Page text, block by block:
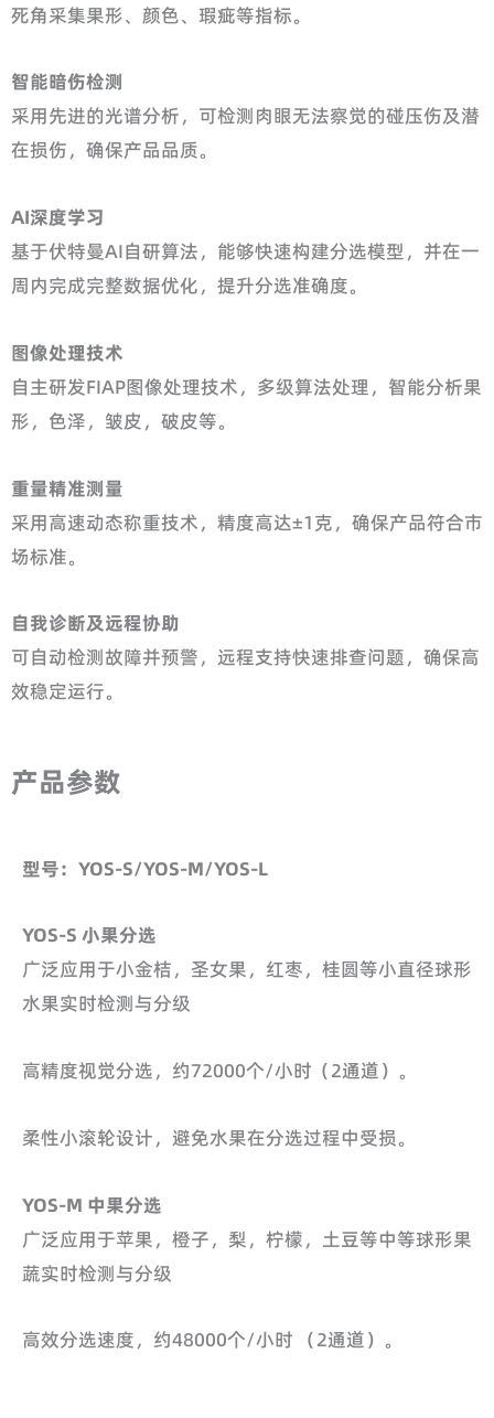
死角采集果形、颜色、瑕疵等指标。
智能暗伤检测
采用先进的光谱分析，可检测肉眼无法察觉的碰压伤及潜
在损伤，确保产品品质。
AI深度学习
基于伏特曼AI自研算法，能够快速构建分选模型，并在一
周内完成完整数据优化，提升分选准确度。
图像处理技术
自主研发FIAP图像处理技术，多级算法处理，智能分析果
形，色泽，皱皮，破皮等。
重量精准测量
采用高速动态称重技术，精度高达±1克，确保产品符合市
场标准。
自我诊断及远程协助
可自动检测故障并预警，远程支持快速排查问题，确保高
效稳定运行。
产品参数
型号： YOS-S/YOS-M/YOS-L
YOS-S 小果分选
广泛应用于小金桔，圣女果，红枣，桂圆等小直径球形
水果实时检测与分级
高精度视觉分选，约72000个/小时（2通道）。
柔性小滚轮设计，避免水果在分选过程中受损。
YOS-M 中果分选
广泛应用于苹果，橙子，梨，柠檬，土豆等中等球形果
蔬实时检测与分级
高效分选速度，约48000个/小时 （2通道）。